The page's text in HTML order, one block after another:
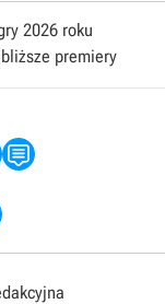
2026 roku
premiery